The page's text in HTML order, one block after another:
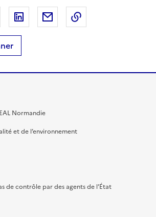
sur Facebook
Partager sur XPartager sur LinkedIn
Partager par email
Normandie
et de l’environnement
de contrôle par des agents de l’État